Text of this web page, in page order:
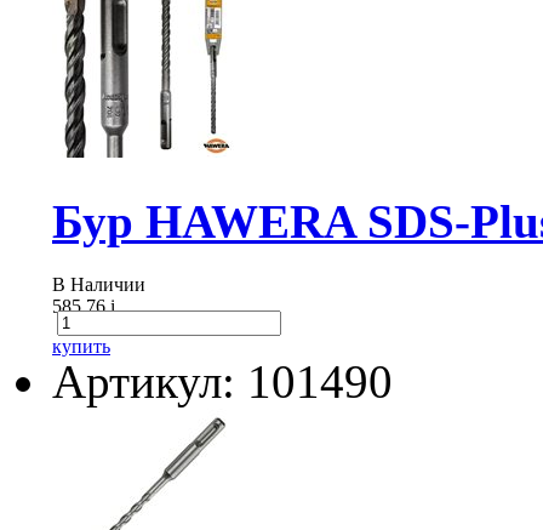
Бур HAWERA SDS-
В Наличии
585.76i
купить
Артикул: 101490